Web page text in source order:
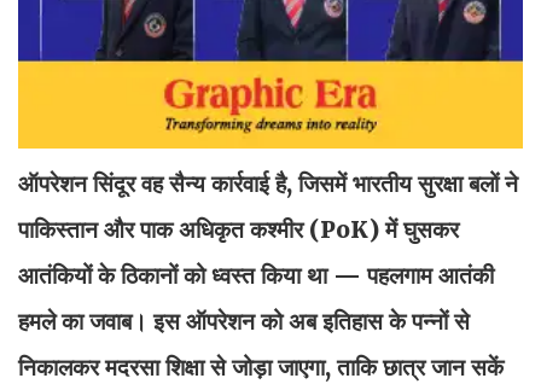
ऑपरेशन सिंदूर वह सैन्य कार्रवाई है, जिसमें भारतीय सुरक्षा बलों ने
पाकिस्तान और पाक अधिकृत कश्मीर (PoK) में घुसकर
आतंकियों के ठिकानों को ध्वस्त किया था — पहलगाम आतंकी
हमले का जवाब। इस ऑपरेशन को अब इतिहास के पन्नों से
निकालकर मदरसा शिक्षा से जोड़ा जाएगा, ताकि छात्र जान सकें